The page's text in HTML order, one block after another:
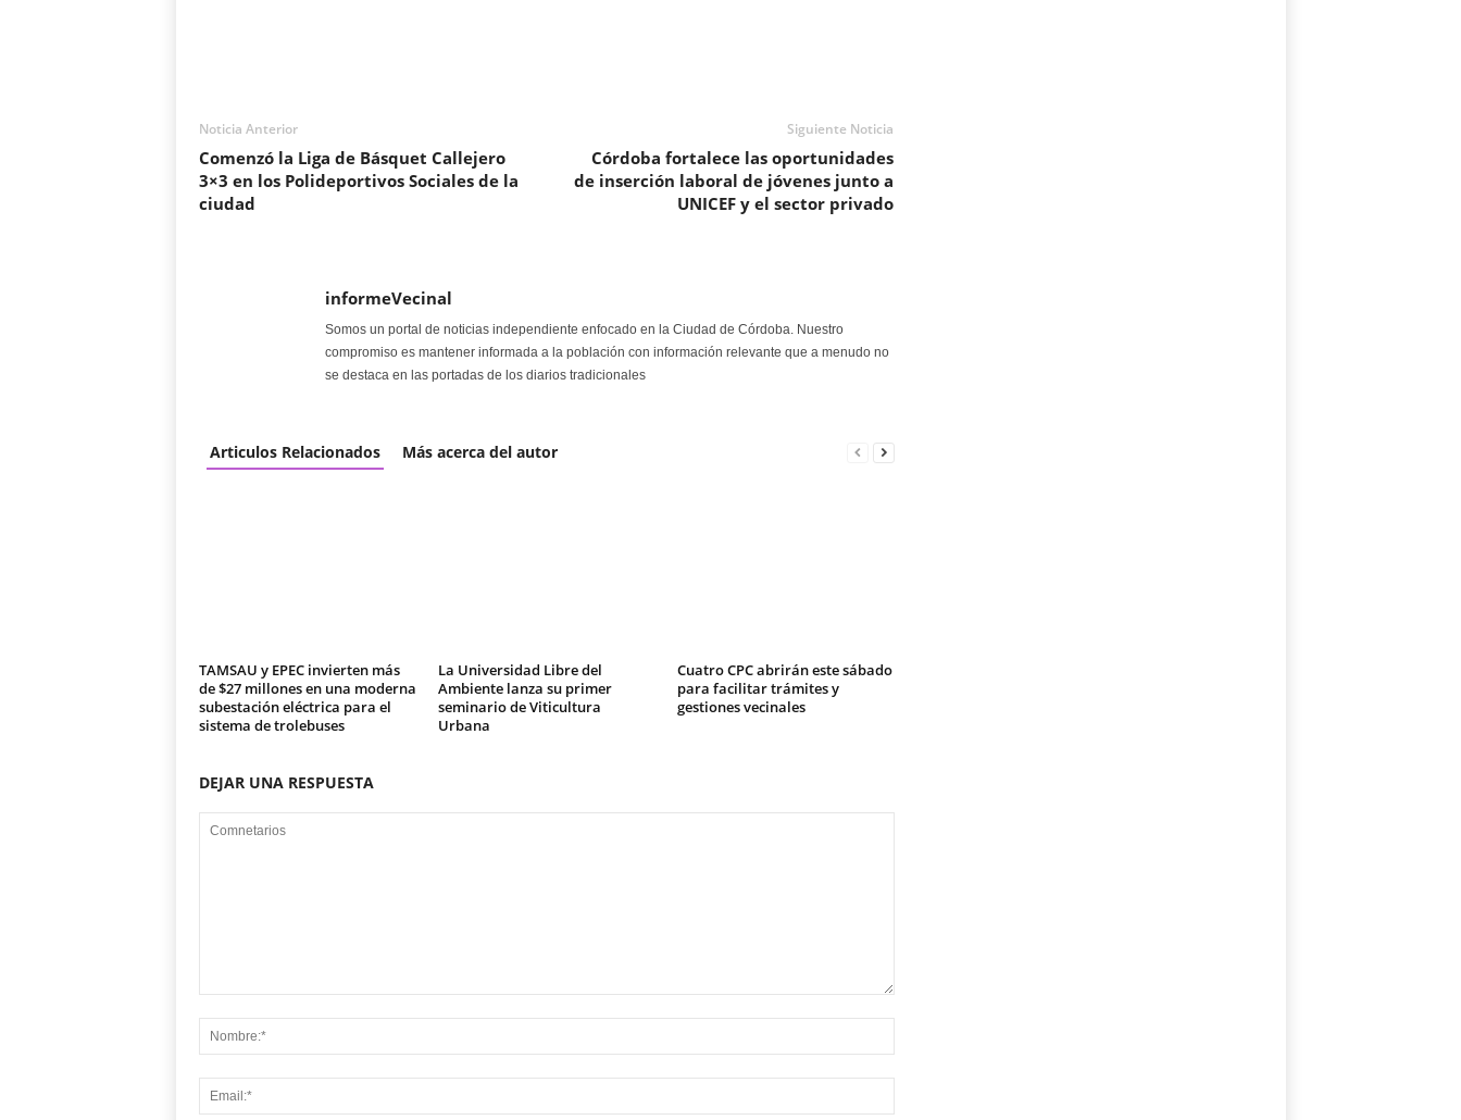
Noticia Anterior
Comenzó la Liga de Básquet Callejero
3×3 en los Polideportivos Sociales de la
ciudad
Siguiente Noticia
Córdoba fortalece las oportunidades
de inserción laboral de jóvenes junto a
UNICEF y el sector privado
informeVecinal
Somos un portal de noticias independiente enfocado en la Ciudad de Córdoba. Nuestro
compromiso es mantener informada a la población con información relevante que a menudo no
se destaca en las portadas de los diarios tradicionales
Articulos Relacionados Más acerca del autor
TAMSAU y EPEC invierten más
de $27 millones en una moderna
subestación eléctrica para el
sistema de trolebuses
La Universidad Libre del
Ambiente lanza su primer
seminario de Viticultura
Urbana
Cuatro CPC abrirán este sábado
para facilitar trámites y
gestiones vecinales
DEJAR UNA RESPUESTA